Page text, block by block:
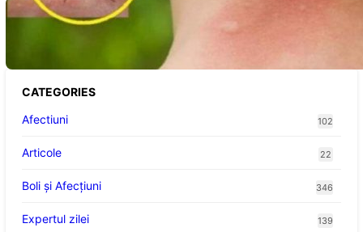
Cum bacteriile pielii influențează atracția
țânțarilor: O nouă viziune asupra alegerii
CATEGORIES
Afectiuni
102
Articole 22
Boli și Afecțiuni 346
Expertul zilei 139